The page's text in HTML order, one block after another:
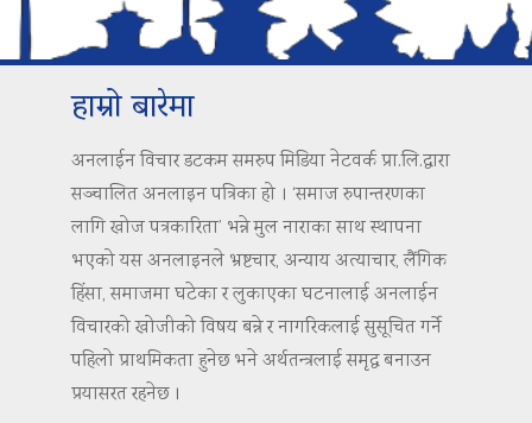
हाम्रो बारेमा
अनलाईन विचार डटकम समरुप मिडिया नेटवर्क प्रा.लि.द्वारा
सञ्चालित अनलाइन पत्रिका हो । ‘समाज रुपान्तरणका
लागि खोज पत्रकारिता’ भन्ने मुल नाराका साथ स्थापना
भएको यस अनलाइनले भ्रष्टचार, अन्याय अत्याचार, लैंगिक
हिंसा, समाजमा घटेका र लुकाएका घटनालाई अनलाईन
विचारको खोजीको विषय बन्ने र नागरिकलाई सुसूचित गर्ने
पहिलो प्राथमिकता हुनेछ भने अर्थतन्त्रलाई समृद्ध बनाउन
प्रयासरत रहनेछ ।